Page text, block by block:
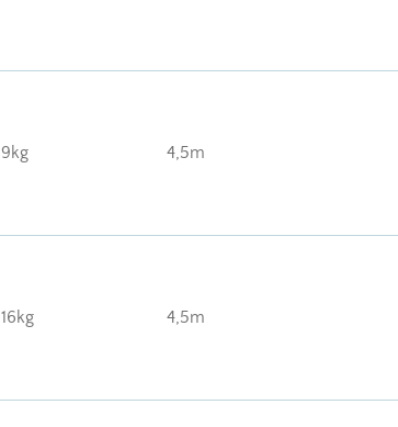
9kg 4,5m
16kg 4,5m